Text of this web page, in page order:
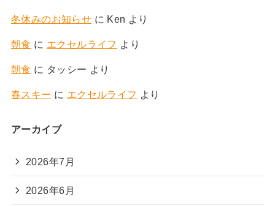
冬休みのお知らせ に Ken より
朝食 に エクセルライフ より
朝食 に タッシー より
春スキー に エクセルライフ より
アーカイブ
2026年7月
2026年6月